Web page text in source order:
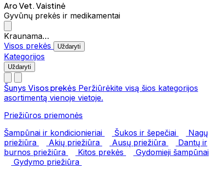
Aro Vet. Vaistinė
Gyvūnų prekės ir medikamentai
Kraunama…
Visos prekės
Uždaryti
Kategorijos
Uždaryti
Šunys Visos prekės Peržiūrėkite visą šios kategorijos
asortimentą vienoje vietoje.
Priežiūros priemonės
Šampūnai ir kondicionieriai
Šukos ir šepečiai
Nagų
priežiūra
Akių priežiūra Ausų priežiūra
Dantų ir
burnos priežiūra
Kitos prekės
Gydomieji šampūnai
Gydymo priežiūra